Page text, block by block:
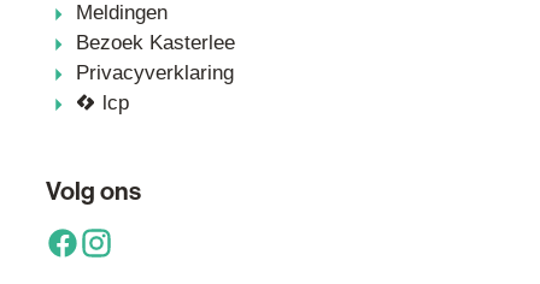
Meldingen
Bezoek Kasterlee
Privacyverklaring
lcp
Volg ons
Facebook
Instagram